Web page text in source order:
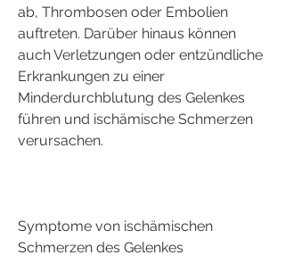
ab, Thrombosen oder Embolien
auftreten. Darüber hinaus können
auch Verletzungen oder entzündliche
Erkrankungen zu einer
Minderdurchblutung des Gelenkes
führen und ischämische Schmerzen
verursachen.
Symptome von ischämischen
Schmerzen des Gelenkes